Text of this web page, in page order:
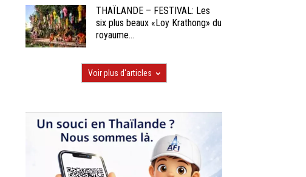
THAÏLANDE – FESTIVAL: Les
six plus beaux «Loy Krathong» du
royaume...
Voir plus d'articles